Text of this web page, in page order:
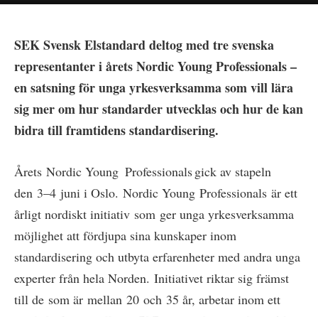
SEK Svensk Elstandard deltog med tre svenska
representanter i årets Nordic Young Professionals –
en satsning för unga yrkesverksamma som vill lära
sig mer om hur standarder utvecklas och hur de kan
bidra till framtidens standardisering.
Årets Nordic Young Professionals gick av stapeln
den 3–4 juni i Oslo. Nordic Young Professionals är ett
årligt nordiskt initiativ som ger unga yrkesverksamma
möjlighet att fördjupa sina kunskaper inom
standardisering och utbyta erfarenheter med andra unga
experter från hela Norden. Initiativet riktar sig främst
till de som är mellan 20 och 35 år, arbetar inom ett